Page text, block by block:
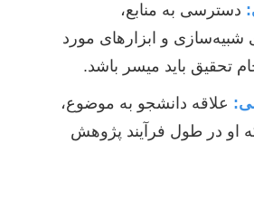
دسترسی به منابع،
شبیه‌سازی و ابزارهای مورد
تحقیق باید میسر باشد.
علاقه دانشجو به موضوع،
او در طول فرآیند پژوهش